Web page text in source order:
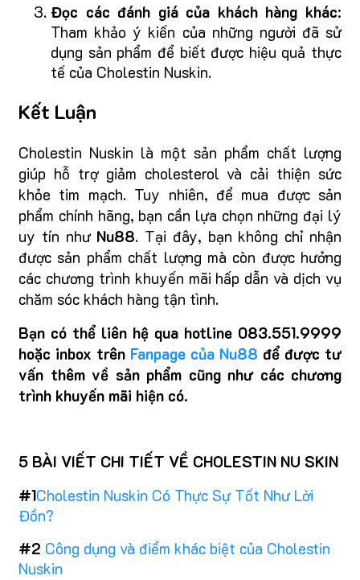
Đọc các đánh giá của khách hàng khác:
Tham khảo ý kiến của những người đã sử
dụng sản phẩm để biết được hiệu quả thực
tế của Cholestin Nuskin.
Kết Luận
Cholestin Nuskin là một sản phẩm chất lượng
giúp hỗ trợ giảm cholesterol và cải thiện sức
khỏe tim mạch. Tuy nhiên, để mua được sản
phẩm chính hãng, bạn cần lựa chọn những đại lý
uy tín như Nu88. Tại đây, bạn không chỉ nhận
được sản phẩm chất lượng mà còn được hưởng
các chương trình khuyến mãi hấp dẫn và dịch vụ
chăm sóc khách hàng tận tình.
Bạn có thể liên hệ qua hotline 083.551.9999
hoặc inbox trên Fanpage của Nu88 để được tư
vấn thêm về sản phẩm cũng như các chương
trình khuyến mãi hiện có.
5 BÀI VIẾT CHI TIẾT VỀ CHOLESTIN NU SKIN
#1Cholestin Nuskin Có Thực Sự Tốt Như Lời
Đồn?
#2 Công dụng và điểm khác biệt của Cholestin
Nuskin